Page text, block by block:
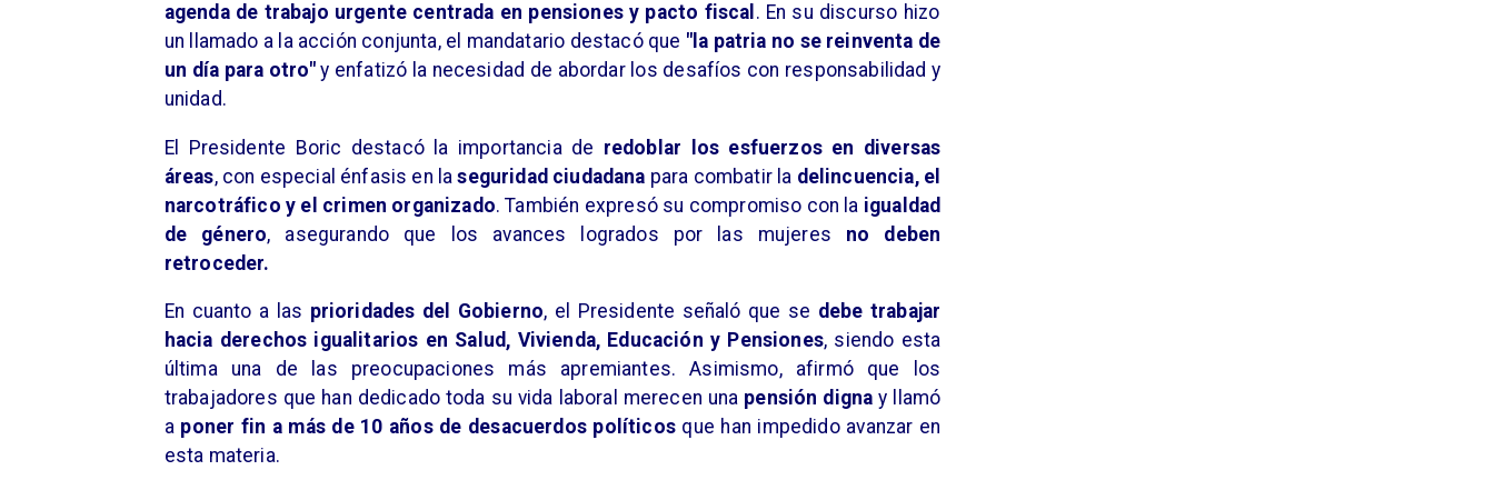
agenda de trabajo urgente centrada en pensiones y pacto fiscal . En su discurso hizo
un llamado a la acción conjunta, el mandatario destacó que "la patria no se reinventa de
un día para otro"y enfatizó la necesidad de abordar los desafíos con responsabilidad y
unidad.
El Presidente Boric destacó la importancia de redoblar los esfuerzos en diversas
áreas, con especial énfasis en laseguridad ciudadana para combatir la delincuencia, el
narcotráfico y el crimen organizado. También expresó su compromiso con la igualdad
de género, asegurando que los avances logrados por las mujeres no deben
retroceder.
​En cuanto a las prioridades del Gobierno, el Presidente señaló que se debe trabajar
hacia derechos igualitarios en Salud, Vivienda, Educación y Pensiones, siendo esta
última una de las preocupaciones más apremiantes. Asimismo, afirmó que los
trabajadores que han dedicado toda su vida laboral merecen una pensión dignay llamó
a poner fin a más de 10 años de desacuerdos políticosque han impedido avanzar en
esta materia.